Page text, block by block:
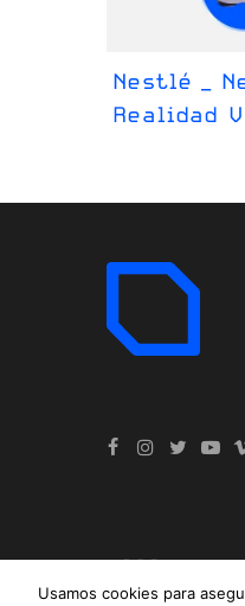
Nestlé _
Realidad
Usamos cookies para